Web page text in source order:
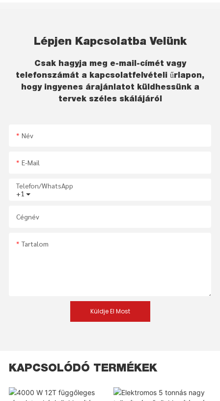
Lépjen Kapcsolatba Velünk
Csak hagyja meg e-mail-címét vagy
telefonszámát a kapcsolatfelvételi űrlapon,
hogy ingyenes árajánlatot küldhessünk a
tervek széles skálájáról
Név
E-Mail
+1
Telefon/WhatsApp
Cégnév
Tartalom
Küldje El Most
KAPCSOLÓDÓ TERMÉKEK